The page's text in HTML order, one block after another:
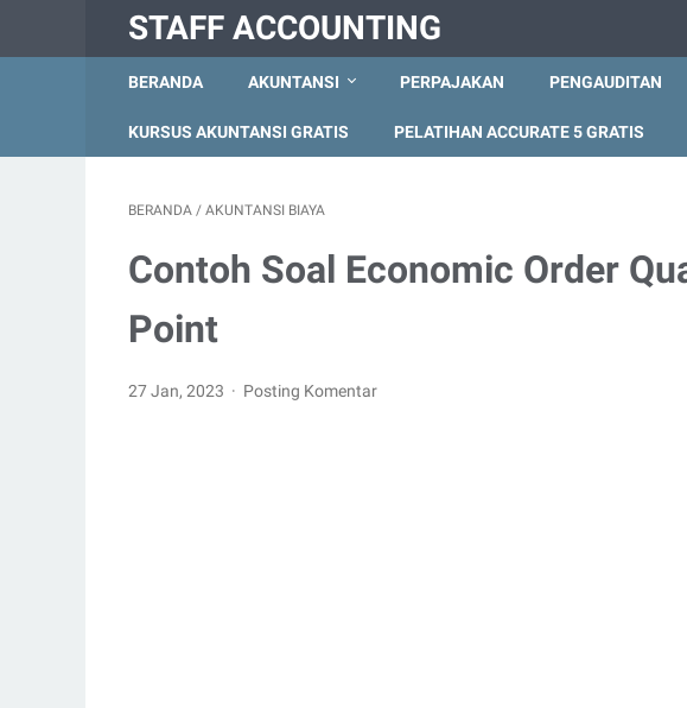
STAFF ACCOUNTING
BERANDA AKUNTANSI PERPAJAKAN PENGAUDITAN
KURSUS AKUNTANSI GRATIS PELATIHAN ACCURATE 5 GRATIS
BERANDA / AKUNTANSI BIAYA
Contoh Soal Economic Order
Point
27 Jan, 2023 Posting Komentar